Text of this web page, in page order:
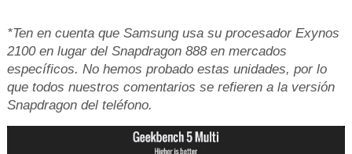
*Ten en cuenta que Samsung usa su procesador Exynos
2100 en lugar del Snapdragon 888 en mercados
específicos. No hemos probado estas unidades, por lo
que todos nuestros comentarios se refieren a la versión
Snapdragon del teléfono.